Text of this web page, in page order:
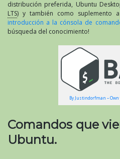
distribución preferida, Ubuntu
LTS) y también como suplemento a
introducción a la cónsola de
búsqueda del conocimiento!
By Justindorfman – Own
Comandos que
Ubuntu.